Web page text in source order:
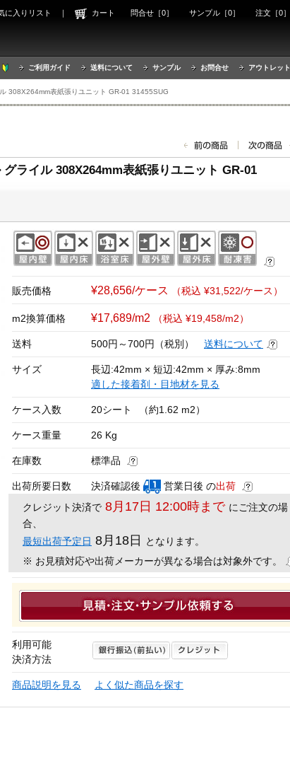
ご利用ガイド 送料について サンプル お問合せ アウトレット
に入りリスト ｜ カート 問合せ［0］ サンプル［0］ 注文［0］
308X264mm表紙張りユニット GR-01 31455SUG
ライル 308X264mm表紙張りユニット GR-01
販売価格 ¥28,656/ケース （税込 ¥31,522/ケース）
m2換算価格 ¥17,689/m2 （税込 ¥19,458/m2）
送料 500円～700円（税別） 送料について
サイズ
長辺:42mm × 短辺:42mm × 厚み:8mm
適した接着剤・目地材を見る
ケース入数 20シート （約1.62 m2）
ケース重量 26 Kg
在庫数 標準品
出荷所要日数 決済確認後 営業日後 の出荷
クレジット決済で 8月17日 12:00時まで にご注文の場
合、
最短出荷予定日 8月18日
となります。
※ お見積対応や出荷メーカーが異なる場合は対象外です。
利用可能
決済方法
商品説明を見る よく似た商品を探す